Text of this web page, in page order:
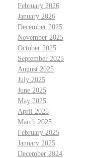
February 2026
January 2026
December 2025
November 2025
October 2025
September 2025
August 2025
July 2025
June 2025
May 2025
April 2025
March 2025
February 2025
January 2025
December 2024